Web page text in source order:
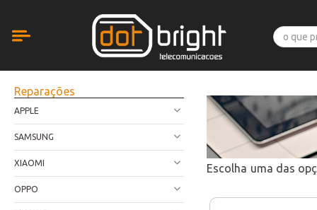
Reparações
APPLE
SAMSUNG
XIAOMI
OPPO
Escolha uma das